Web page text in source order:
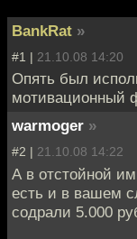
BankRat »
#1 | 21.10.08 14:20
Опять был
мотивационный
warmoger »
#2 | 21.10.08 14:22
А в отстойной
есть и в вашем
содрали 5.000